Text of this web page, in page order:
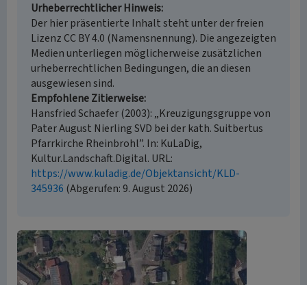
Urheberrechtlicher Hinweis
Der hier präsentierte Inhalt steht unter der freien
Lizenz CC BY 4.0 (Namensnennung). Die angezeigten
Medien unterliegen möglicherweise zusätzlichen
urheberrechtlichen Bedingungen, die an diesen
ausgewiesen sind.
Empfohlene Zitierweise
Hansfried Schaefer (2003): „Kreuzigungsgruppe von
Pater August Nierling SVD bei der kath. Suitbertus
Pfarrkirche Rheinbrohl”. In: KuLaDig,
Kultur.Landschaft.Digital. URL:
https://www.kuladig.de/Objektansicht/KLD-
345936 (Abgerufen: 9. August 2026)